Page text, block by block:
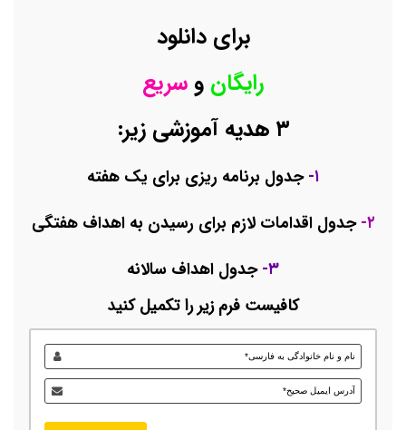
برای دانلود
رایگان و سریع
۳ هدیه آموزشی زیر:
۱- جدول برنامه ریزی برای یک هفته
۲- جدول اقدامات لازم برای رسیدن به اهداف هفتگی
۳- جدول اهداف سالانه
کافیست فرم زیر را تکمیل کنید